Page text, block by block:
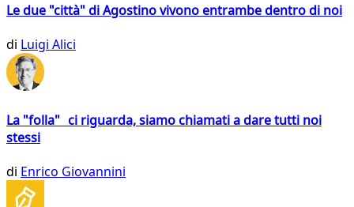
Le due "città" di Agostino vivono entrambe dentro di noi
di Luigi Alici
La "folla" ci riguarda, siamo chiamati a dare tutti noi
stessi
di Enrico Giovannini